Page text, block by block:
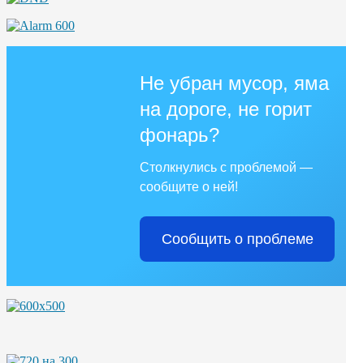
Не убран мусор, яма
на дороге, не горит
фонарь?
Столкнулись с проблемой —
сообщите о ней!
Сообщить о проблеме